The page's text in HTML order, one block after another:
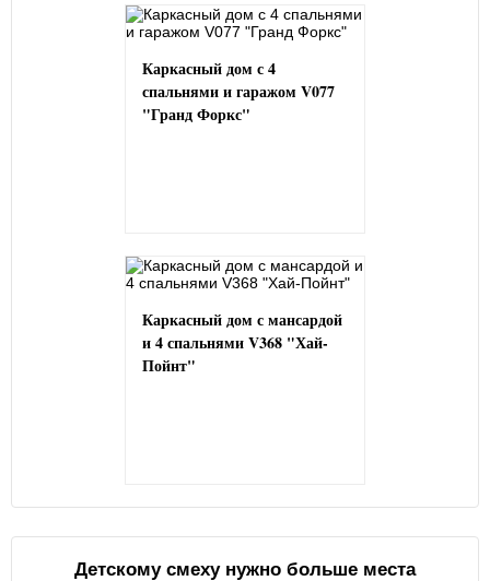
Каркасный дом с 4
спальнями и гаражом V077
"Гранд Форкс"
Каркасный дом с мансардой
и 4 спальнями V368 "Хай-
Пойнт"
Детскому смеху нужно больше места